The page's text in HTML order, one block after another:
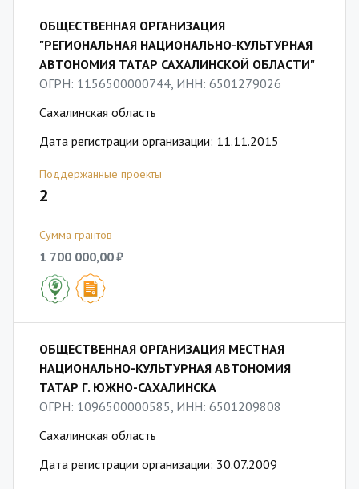
ОБЩЕСТВЕННАЯ ОРГАНИЗАЦИЯ
"РЕГИОНАЛЬНАЯ НАЦИОНАЛЬНО-КУЛЬТУРНАЯ
АВТОНОМИЯ ТАТАР САХАЛИНСКОЙ ОБЛАСТИ"
ОГРН: 1156500000744, ИНН: 6501279026
Сахалинская область
Дата регистрации организации: 11.11.2015
Поддержанные проекты
2
Сумма грантов
1 700 000,00 ₽
ОБЩЕСТВЕННАЯ ОРГАНИЗАЦИЯ МЕСТНАЯ
НАЦИОНАЛЬНО-КУЛЬТУРНАЯ АВТОНОМИЯ
ТАТАР Г. ЮЖНО-САХАЛИНСКА
ОГРН: 1096500000585, ИНН: 6501209808
Сахалинская область
Дата регистрации организации: 30.07.2009